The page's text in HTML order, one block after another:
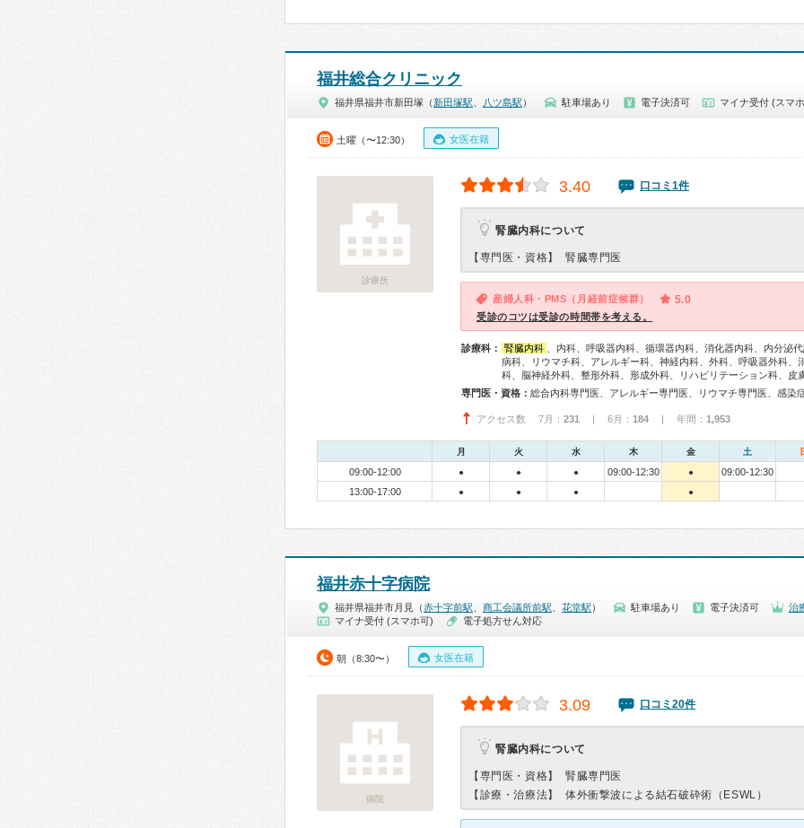
福井総合クリニック
福井県福井市新田塚（ 新田塚駅 八ツ島駅 ） 駐車場あり 電子決済可 マイナ受付 (スマ
土曜（〜12:30） 女医在籍
診療所
3.40 口コミ1件
腎臓内科について
【専門医・資格】 腎臓専門医
産婦人科・PMS（月経前症候群） 5.0
受診のコツは受診の時間帯を考える。
診療科： 腎臓内科
、内科、呼吸器内科、循環器内科、消化器内科、内分泌
病科、リウマチ科、アレルギー科、神経内科、外科、呼吸器外科、
科、脳神経外科、整形外科、形成外科、リハビリテーション科、皮
専門医・資格：
アクセス数 7月： 231 | 6月： 184 | 年間： 1,953
月 火 水 木 金 土
09:00-12:00 ● ● ● 09:00-12:30 ●
09:00-12:30
13:00-17:00
● ● ● ●
福井赤十字病院
福井県福井市月見（赤十字前駅 商工会議所前駅 花堂駅 ） 駐車場あり 電子決済可
治
マイナ受付 (スマホ可)
電子処方せん対応
朝（8:30〜） 女医在籍
病院
3.09 口コミ20件
腎臓内科について
【専門医・資格】
腎臓専門医
【診療・治療法】
体外衝撃波による結石破砕術（ESWL）